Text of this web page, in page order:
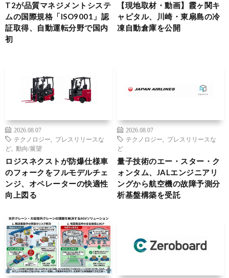
T2が品質マネジメントシステ
ムの国際規格「ISO9001」認
証取得、自動運転分野で国内
初
【現地取材・動画】霞ヶ関キ
ャピタル、川崎・東扇島の冷
凍自動倉庫を公開
2026.08.07
テクノロジー
プレスリリースな
ど
動向/展望
ロジスネクストが防爆仕様車
のフォークをフルモデルチェ
ンジ、オペレーターの快適性
向上図る
2026.08.07
テクノロジー
プレスリリースな
ど
量子技術のエー・スター・ク
ォンタム、JALエンジニアリ
ングから航空機の故障予測分
析基盤構築を受託